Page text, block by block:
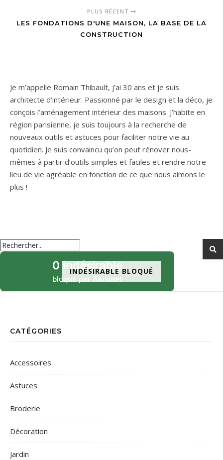
PLUS RÉCENT
LES FONDATIONS D'UNE MAISON, LA BASE DE LA
CONSTRUCTION
Je m’appelle Romain Thibault, j’ai 30 ans et je suis
architecte d’intérieur. Passionné par le design et la déco, je
conçois l’aménagement intérieur des maisons. J’habite en
région parisienne, je suis toujours à la recherche de
nouveaux outils et astuces pour faciliter notre vie au
quotidien. Je suis convaincu qu’on peut rénover nous-
mêmes à partir d’outils simples et faciles et rendre notre
lieu de vie agréable en fonction de ce que nous aimons le
plus !
INDÉSIRABLE BLOQUÉ
0 indésirable
bloqué par Akismet
CATÉGORIES
Accessoires
Astuces
Broderie
Décoration
Jardin